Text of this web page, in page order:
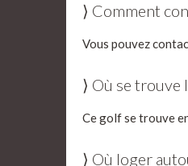
⟩ Comment
Vous pouvez
⟩ Où se trouve
Ce golf se trouve
⟩ Où loger